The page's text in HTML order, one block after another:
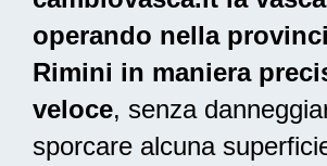
operando nella
Rimini in maniera
veloce, senza
sporcare alcuna